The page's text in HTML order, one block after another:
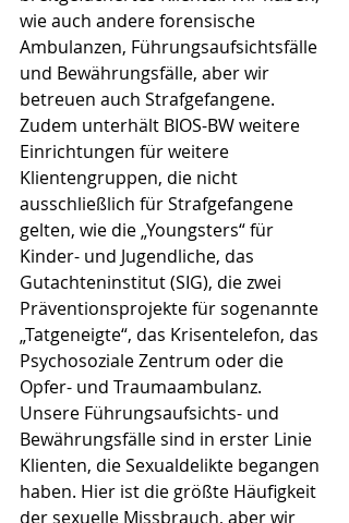
wie auch andere forensische
Ambulanzen, Führungsaufsichtsfälle
und Bewährungsfälle, aber wir
betreuen auch Strafgefangene.
Zudem unterhält BIOS-BW weitere
Einrichtungen für weitere
Klientengruppen, die nicht
ausschließlich für Strafgefangene
gelten, wie die „Youngsters“ für
Kinder- und Jugendliche, das
Gutachteninstitut (SIG), die zwei
Präventionsprojekte für sogenannte
„Tatgeneigte“, das Krisentelefon, das
Psychosoziale Zentrum oder die
Opfer- und Traumaambulanz.
Unsere Führungsaufsichts- und
Bewährungsfälle sind in erster Linie
Klienten, die Sexualdelikte begangen
haben. Hier ist die größte Häufigkeit
der sexuelle Missbrauch, aber wir